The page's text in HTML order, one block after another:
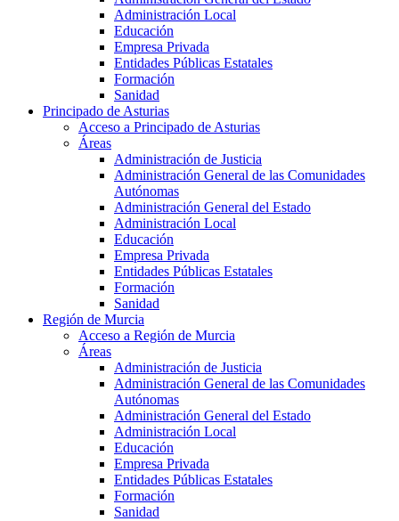
Administración Local
Educación
Empresa Privada
Entidades Públicas Estatales
Formación
Sanidad
Principado de Asturias
Acceso a Principado de Asturias
Áreas
Administración de Justicia
Administración General de las Comunidades
Autónomas
Administración General del Estado
Administración Local
Educación
Empresa Privada
Entidades Públicas Estatales
Formación
Sanidad
Región de Murcia
Acceso a Región de Murcia
Áreas
Administración de Justicia
Administración General de las Comunidades
Autónomas
Administración General del Estado
Administración Local
Educación
Empresa Privada
Entidades Públicas Estatales
Formación
Sanidad